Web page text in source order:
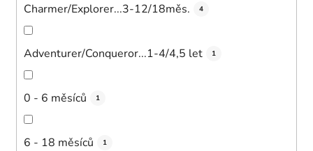
Charmer/Explorer...3-12/18měs. 4
Adventurer/Conqueror...1-4/4,5 let 1
0 - 6 měsíců 1
6 - 18 měsíců 1